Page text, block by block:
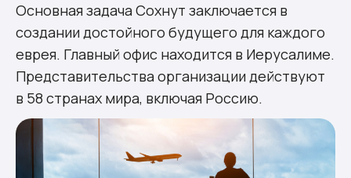
Основная задача Сохнут заключается в
создании достойного будущего для каждого
еврея. Главный офис находится в Иерусалиме.
Представительства организации действуют
в 58 странах мира, включая Россию.